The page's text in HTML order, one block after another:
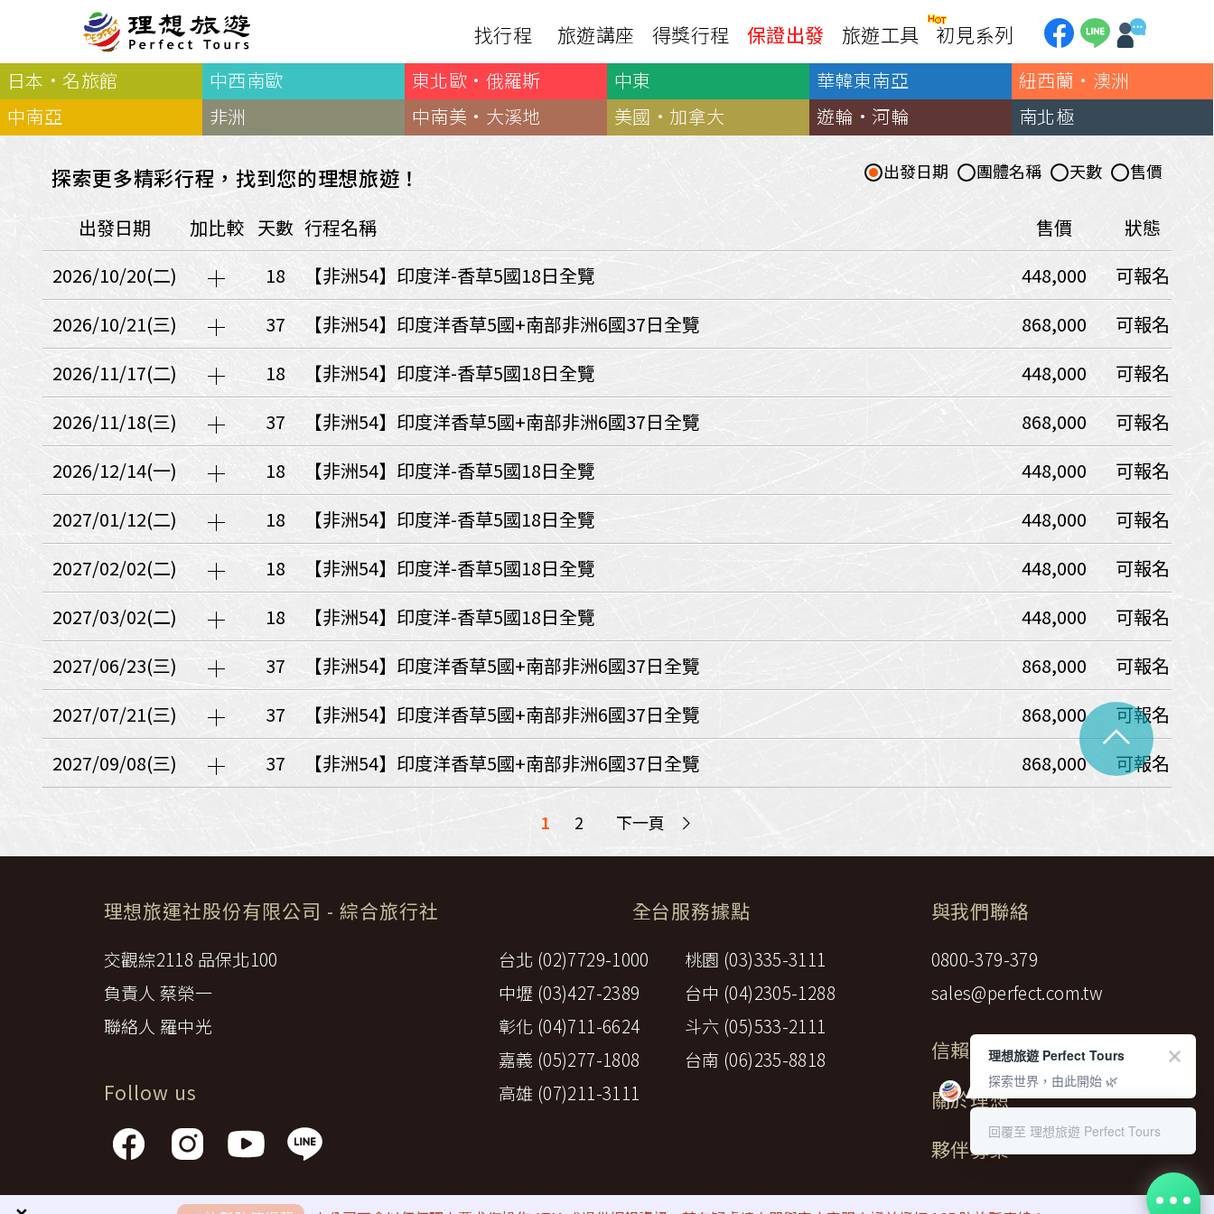
找行程
北歐
羅浮敦群島
芬蘭
瑞典 丹麥
冰島
法羅群島
格陵蘭島
東歐
１６湖國家公園
巴爾幹半島
波蘭‧波羅的海
保加利亞‧羅馬尼亞
捷克
波蘭
匈牙利
斯洛維尼亞
波士尼亞赫塞哥維納
俄羅斯聯邦
西南歐
荷蘭國王節
英愛軍樂節
賽普勒斯‧馬爾他
天空之城‧愛琴海三島
瑞士觀景火車名峰健行
義大利
西西里島
西班牙
葡萄牙
德國
奧地利
荷蘭
法國 瑞士
英國
愛爾蘭
經典日本
奧入瀨溪
南紀熊野古道
廣島‧四國
北陸
日本名旅館
🍁北海道
🍁新潟‧谷川
🍁四國山陽
🍁伊豆‧演歌天后演唱會
❄️札幌雪祭
🧧山口縣
日本頂級飛鳥-花火節
日本環航
中國
北疆 青藏鐵路
韓國
首爾‧華城
楓紅雪嶽南怡島
東南亞
泰國MiniTour 富國島
非洲
中非９國
西非１８國
馬達加斯加
模里西斯
利比亞
摩洛哥
埃及
突尼西亞
中亞５國
印度
斯里蘭卡
中東
沙烏地阿拉伯
阿曼
卡達
澳洲
紐西蘭
大溪地
加東賞楓
加西大環線
美西國家公園
巴西嘉年華
天空之鏡-玻利維亞
兩極會
阿拉斯加
巴拿馬運河
NCL遊輪
旅遊講座 得獎行程 保證出發 旅遊工具
服務Plus+
會員專區
優惠券回饋
量身訂做
訂單查詢付款
聯絡我們
觀光局Taiwan
表單下載
旅客服務確認單
傳真刷卡單
郵輪國外旅遊定型化契約
國內旅遊定型化契約
出國資訊
護照申辦
國外旅遊警示
銀行優惠
第一銀行刷卡回饋
聯邦銀行刷卡回饋
國泰世華刷卡回饋
中國信託3期/6期
初見系列
日本·名旅館 中西南歐 東北歐·俄羅斯 中東 華韓東南亞
紐西蘭·澳洲
中南亞
非洲 中南美·大溪地 美國·加拿大 遊輪·河輪 南北極
探索更多精彩行程，找到您的理想旅遊！ 售價
天數
團體名稱
出發日期
出發日期 加比較 天數 行程名稱 售價
狀態
2026/10/20(二)
18 可報名
【非洲54】印度洋-香草5國18日全覽
448,000
2026/10/21(三)
37 可報名
【非洲54】印度洋香草5國+南部非洲6國37日全覽
868,000
2026/11/17(二)
18 可報名
【非洲54】印度洋-香草5國18日全覽
448,000
2026/11/18(三)
37 可報名
【非洲54】印度洋香草5國+南部非洲6國37日全覽
868,000
2026/12/14(一)
18 可報名
【非洲54】印度洋-香草5國18日全覽
448,000
2027/01/12(二)
18 可報名
【非洲54】印度洋-香草5國18日全覽
448,000
2027/02/02(二)
18 可報名
【非洲54】印度洋-香草5國18日全覽
448,000
2027/03/02(二)
18 可報名
【非洲54】印度洋-香草5國18日全覽
448,000
2027/06/23(三)
37 可報名
【非洲54】印度洋香草5國+南部非洲6國37日全覽
868,000
2027/07/21(三)
37 可報名
【非洲54】印度洋香草5國+南部非洲6國37日全覽
868,000
2027/09/08(三)
37 可報名
【非洲54】印度洋香草5國+南部非洲6國37日全覽 868,000
1 2 下一頁 >
理想旅運社股份有限公司 - 綜合旅行社
交觀綜2118 品保北100
負責人 蔡榮一
聯絡人 羅中光
Follow us
全台服務據點
台北 (02)7729-1000
桃園 (03)335-3111
中壢 (03)427-2389
台中 (04)2305-1288
彰化 (04)711-6624
斗六 (05)533-2111
嘉義 (05)277-1808
台南 (06)235-8818
高雄 (07)211-3111
與我們聯絡
0800-379-379
sales@perfect.com.tw
信賴標章
關於理想
夥伴募集
^
理想旅遊 Perfect Tours
探索世界，由此開始 🌿
回覆至 理想旅遊 Perfect Tours